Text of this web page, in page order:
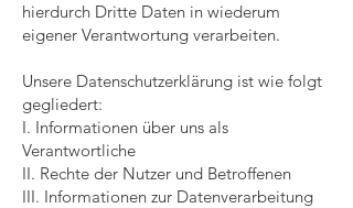
hierdurch Dritte Daten in wiederum
eigener Verantwortung verarbeiten.
Unsere Datenschutzerklärung ist wie folgt
gegliedert:
I. Informationen über uns als
Verantwortliche
II. Rechte der Nutzer und Betroffenen
III. Informationen zur Datenverarbeitung